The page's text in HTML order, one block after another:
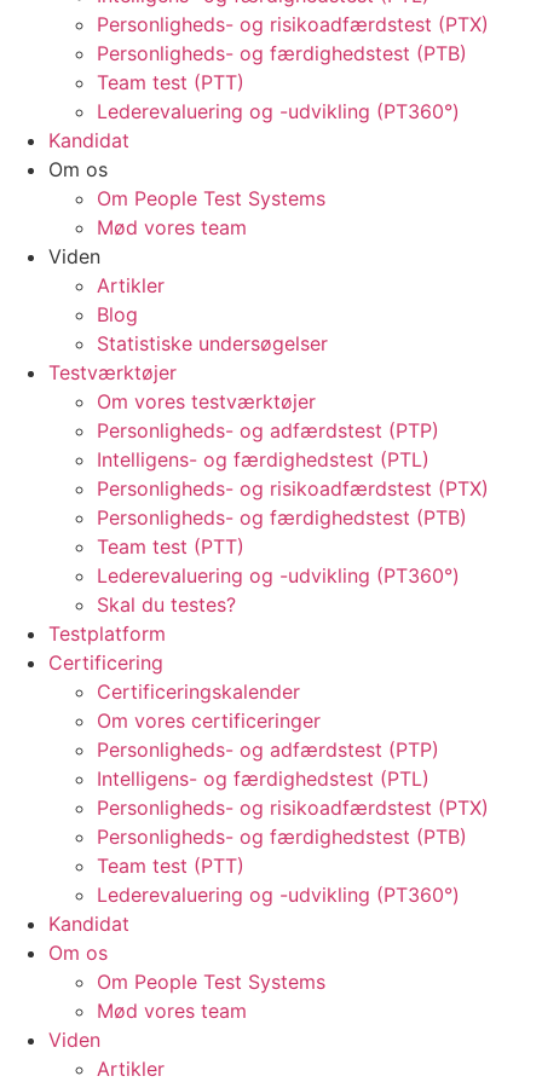
Personligheds- og risikoadfærdstest (PTX)
Personligheds- og færdighedstest (PTB)
Team test (PTT)
Lederevaluering og -udvikling (PT360°)
Kandidat
Om os
Om People Test Systems
Mød vores team
Viden
Artikler
Blog
Statistiske undersøgelser
Testværktøjer
Om vores testværktøjer
Personligheds- og adfærdstest (PTP)
Intelligens- og færdighedstest (PTL)
Personligheds- og risikoadfærdstest (PTX)
Personligheds- og færdighedstest (PTB)
Team test (PTT)
Lederevaluering og -udvikling (PT360°)
Skal du testes?
Testplatform
Certificering
Certificeringskalender
Om vores certificeringer
Personligheds- og adfærdstest (PTP)
Intelligens- og færdighedstest (PTL)
Personligheds- og risikoadfærdstest (PTX)
Personligheds- og færdighedstest (PTB)
Team test (PTT)
Lederevaluering og -udvikling (PT360°)
Kandidat
Om os
Om People Test Systems
Mød vores team
Viden
Artikler